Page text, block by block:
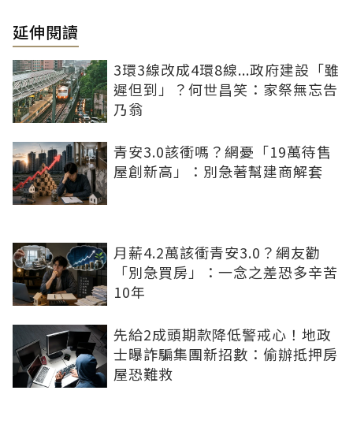
延伸閱讀
3環3線改成4環8線...政府建設「雖
遲但到」？何世昌笑：家祭無忘告
乃翁
青安3.0該衝嗎？網憂「19萬待售
屋創新高」：別急著幫建商解套
月薪4.2萬該衝青安3.0？網友勸
「別急買房」：一念之差恐多辛苦
10年
先給2成頭期款降低警戒心！地政
士曝詐騙集團新招數：偷辦抵押房
屋恐難救